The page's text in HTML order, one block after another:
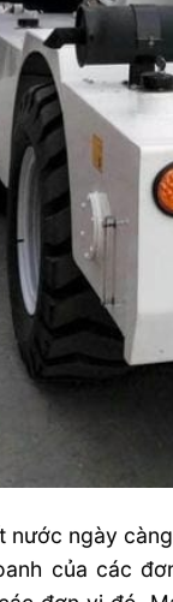
nước ngày
của các